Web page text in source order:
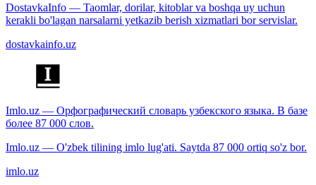
DostavkaInfo — Taomlar, dorilar, kitoblar va boshqa uy uchun
kerakli bo'lagan narsalarni yetkazib berish xizmatlari bor servislar.
dostavkainfo.uz
Imlo.uz — Орфографический словарь узбекского языка. В базе
более 87 000 слов.
Imlo.uz — O'zbek tilining imlo lug'ati. Saytda 87 000 ortiq so'z bor.
imlo.uz